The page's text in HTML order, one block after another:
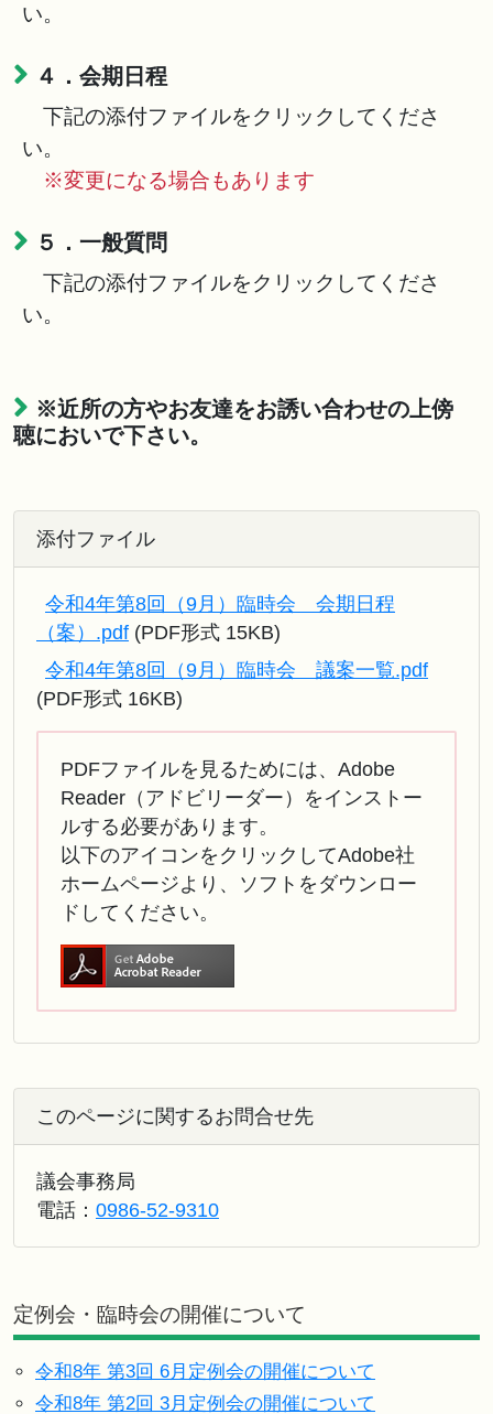
い。
４．会期日程
下記の添付ファイルをクリックしてくださ
い。
※変更になる場合もあります
５．一般質問
下記の添付ファイルをクリックしてくださ
い。
※近所の方やお友達をお誘い合わせの上傍
聴においで下さい。
添付ファイル
令和4年第8回（9月）臨時会 会期日程
（案）.pdf (PDF形式 15KB)
令和4年第8回（9月）臨時会 議案一覧.pdf
(PDF形式 16KB)
PDFファイルを見るためには、Adobe
Reader（アドビリーダー）をインストー
ルする必要があります。
以下のアイコンをクリックしてAdobe社
ホームページより、ソフトをダウンロー
ドしてください。
このページに関するお問合せ先
議会事務局
電話： 0986-52-9310
定例会・臨時会の開催について
令和8年 第3回 6月定例会の開催について
令和8年 第2回 3月定例会の開催について